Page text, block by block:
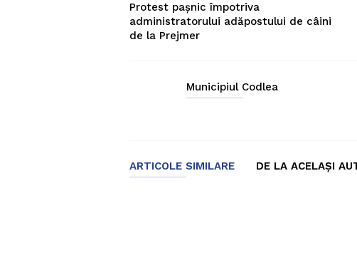
Protest pașnic împotriva
administratorului adăpostului de câini
de la Prejmer
Municipiul Codlea
ARTICOLE SIMILARE DE LA ACELAȘI